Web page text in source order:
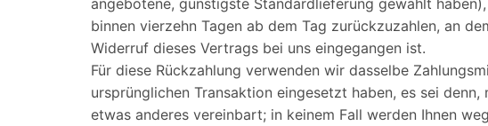
binnen vierzehn Tagen ab dem Tag zurückzuzahlen, an
Widerruf dieses Vertrags bei uns eingegangen ist.
Für diese Rückzahlung verwenden wir dasselbe
ursprünglichen Transaktion eingesetzt haben, es sei
etwas anderes vereinbart; in keinem Fall werden Ihnen